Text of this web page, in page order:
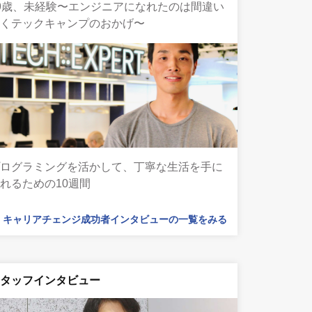
、未経験〜エンジニアになれたのは間違い
テックキャンプのおかげ〜
グラミングを活かして、丁寧な生活を手に
るための10週間
キャリアチェンジ成功者インタビューの一覧をみる
ッフインタビュー